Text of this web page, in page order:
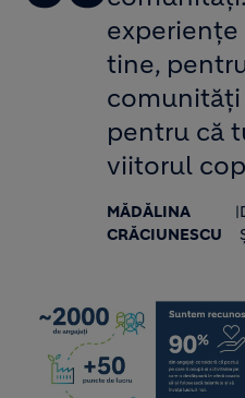
tine,
pentru că
viitorul
MĂDĂLINA
CRĂCIUNESCU
|